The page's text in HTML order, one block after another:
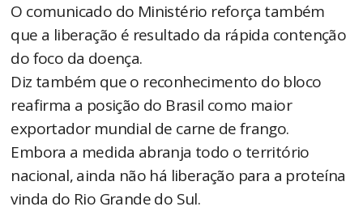
O comunicado do Ministério reforça também
que a liberação é resultado da rápida contenção
do foco da doença.
Diz também que o reconhecimento do bloco
reafirma a posição do Brasil como maior
exportador mundial de carne de frango.
Embora a medida abranja todo o território
nacional, ainda não há liberação para a proteína
vinda do Rio Grande do Sul.